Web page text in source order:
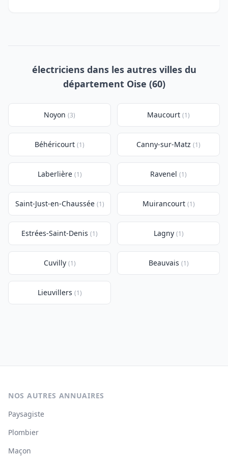
électriciens dans les autres villes du
département Oise (60)
Noyon (3) Maucourt (1)
Béhéricourt (1) Canny-sur-Matz (1)
Laberlière (1) Ravenel (1)
Saint-Just-en-Chaussée (1) Muirancourt (1)
Estrées-Saint-Denis (1) Lagny (1)
Cuvilly (1) Beauvais (1)
Lieuvillers (1)
NOS AUTRES ANNUAIRES
Paysagiste
Plombier
Maçon